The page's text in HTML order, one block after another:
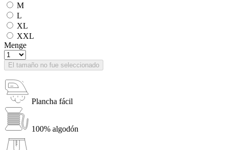
M
L
XL
XXL
Menge
El tamaño no fue seleccionado
Plancha fácil
100% algodón